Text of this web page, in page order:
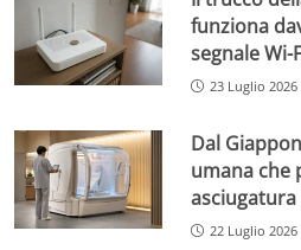
funziona
segnale Wi-
23 Luglio 2026
Dal
umana che
22 Luglio 2026